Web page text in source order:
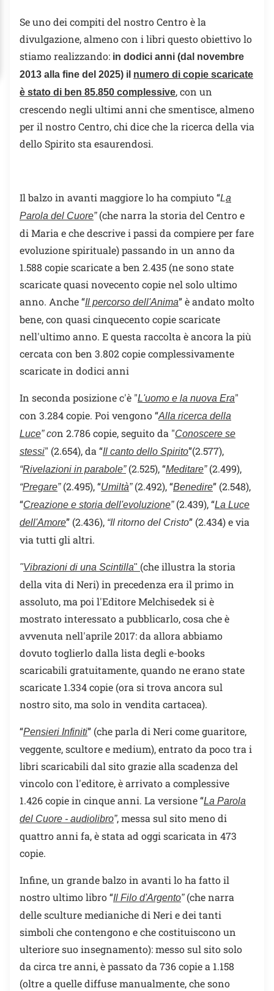
Se uno dei compiti del nostro Centro è la
divulgazione, almeno con i libri questo obiettivo lo
stiamo realizzando: in dodici anni (dal novembre
2013 alla fine del 2025) il numero di copie scaricate
è stato di ben 85.850 complessive, con un
crescendo negli ultimi anni che smentisce, almeno
per il nostro Centro, chi dice che la ricerca della via
dello Spirito sta esaurendosi.
Il balzo in avanti maggiore lo ha compiuto “La
Parola del Cuore” (che narra la storia del Centro e
di Maria e che descrive i passi da compiere per fare
evoluzione spirituale) passando in un anno da
1.588 copie scaricate a ben 2.435 (ne sono state
scaricate quasi novecento copie nel solo ultimo
anno. Anche “Il percorso dell'Anima” è andato molto
bene, con quasi cinquecento copie scaricate
nell'ultimo anno. E questa raccolta è ancora la più
cercata con ben 3.802 copie complessivamente
scaricate in dodici anni
In seconda posizione c'è "L'uomo e la nuova Era"
con 3.284 copie. Poi vengono “Alla ricerca della
Luce” con 2.786 copie, seguito da "Conoscere se
stessi" (2.654), da “Il canto dello Spirito”(2.577),
“Rivelazioni in parabole”(2.525), “Meditare”(2.499),
“Pregare”(2.495), “Umiltà”(2.492), “Benedire” (2.548),
“Creazione e storia dell'evoluzione”(2.439), “La Luce
dell'Amore” (2.436), “Il ritorno del Cristo” (2.434) e via
via tutti gli altri.
"Vibrazioni di una Scintilla" (che illustra la storia
della vita di Neri) in precedenza era il primo in
assoluto, ma poi l'Editore Melchisedek si è
mostrato interessato a pubblicarlo, cosa che è
avvenuta nell'aprile 2017: da allora abbiamo
dovuto toglierlo dalla lista degli e-books
scaricabili gratuitamente, quando ne erano state
scaricate 1.334 copie (ora si trova ancora sul
nostro sito, ma solo in vendita cartacea).
“Pensieri Infiniti” (che parla di Neri come guaritore,
veggente, scultore e medium), entrato da poco tra i
libri scaricabili dal sito grazie alla scadenza del
vincolo con l'editore, è arrivato a complessive
1.426 copie in cinque anni. La versione “La Parola
del Cuore - audiolibro”, messa sul sito meno di
quattro anni fa, è stata ad oggi scaricata in 473
copie.
Infine, un grande balzo in avanti lo ha fatto il
nostro ultimo libro “Il Filo d'Argento”(che narra
delle sculture medianiche di Neri e dei tanti
simboli che contengono e che costituiscono un
ulteriore suo insegnamento): messo sul sito solo
da circa tre anni, è passato da 736 copie a 1.158
(oltre a quelle diffuse manualmente, che sono